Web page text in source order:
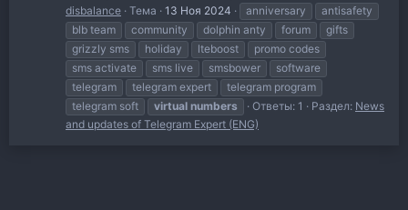
disbalance Тема 13 Ноя 2024 anniversary
antisafety
blb team
community dolphin anty forum
gifts
grizzly sms
holiday lteboost
promo codes
sms activate
sms live smsbower
software
telegram
telegram expert
telegram program
telegram soft
virtual numbers Ответы: 1 Раздел: News
and updates of Telegram Expert (ENG)